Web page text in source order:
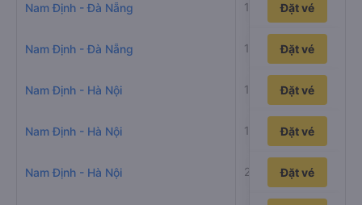
Nam Định - Đà Nẵng 16h28pĐặt vé
Nam Định - Đà Nẵng 13h48pĐặt vé
Nam Định - Hà Nội 1h44p Đặt vé
Nam Định - Hà Nội 1h40p Đặt vé
Nam Định - Hà Nội 2h28p Đặt vé